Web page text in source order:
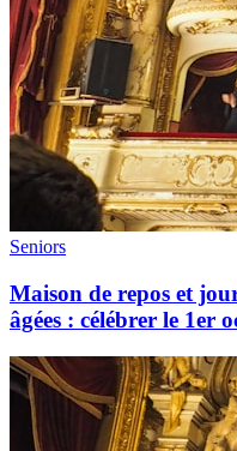
Seniors
Maison de repos et
âgées : célébrer le 1er